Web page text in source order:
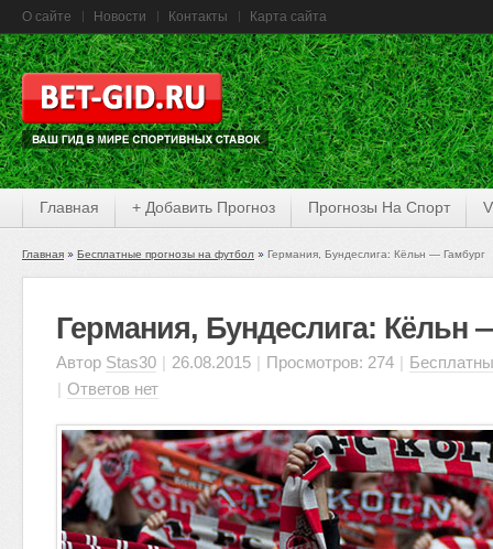
О сайте Новости Контакты Карта сайта
Главная + Добавить Прогноз Прогнозы На Спорт
Главная Бесплатные прогнозы на футбол Германия, Бундеслига: Кёльн — Гамбург
Германия, Бундеслига: Кёльн
Автор Stas30 | 26.08.2015 | Просмотров: 274 |
| Ответов нет